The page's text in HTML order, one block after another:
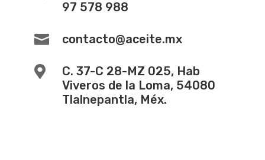
97 578 988
 contacto@aceite.mx

C. 37-C 28-MZ 025, Hab
Viveros de la Loma, 54080
Tlalnepantla, Méx.